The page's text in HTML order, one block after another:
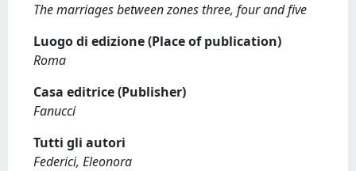
The marriages between zones three, four and five
Luogo di edizione (Place of publication)
Roma
Casa editrice (Publisher)
Fanucci
Tutti gli autori
Federici, Eleonora